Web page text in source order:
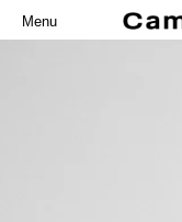
IGNORER ET PASSER AU
Menu